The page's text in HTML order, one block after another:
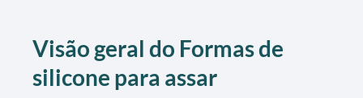
Visão geral do Formas de
silicone para assar